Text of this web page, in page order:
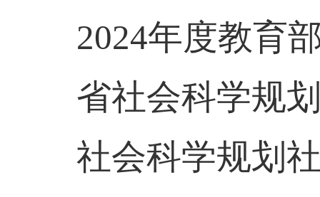
2024年度教育
省社会科学规
社会科学规划